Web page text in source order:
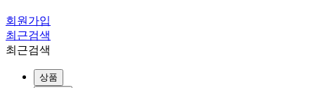
회원가입
최근검색
최근검색
상품